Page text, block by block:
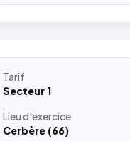
Tarif
Secteur 1
Lieud'exercice
Cerbère (66)